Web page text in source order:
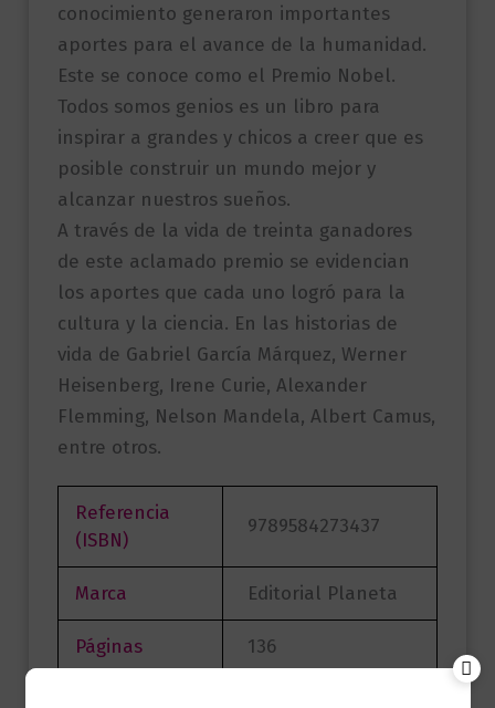
conocimiento generaron importantes
aportes para el avance de la humanidad.
Este se conoce como el Premio Nobel.
Todos somos genios es un libro para
inspirar a grandes y chicos a creer que es
posible construir un mundo mejor y
alcanzar nuestros sueños.
A través de la vida de treinta ganadores
de este aclamado premio se evidencian
los aportes que cada uno logró para la
cultura y la ciencia. En las historias de
vida de Gabriel García Márquez, Werner
Heisenberg, Irene Curie, Alexander
Flemming, Nelson Mandela, Albert Camus,
entre otros.
Referencia
(ISBN)
9789584273437
Marca Editorial Planeta
Páginas 136